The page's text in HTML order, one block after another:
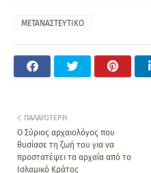
ΜΕΤΑΝΑΣΤΕΥΤΙΚΟ
ΠΑΛΑΙΌΤΕΡΗ
Ο Σύριος αρχαιολόγος που
θυσίασε τη ζωή του για να
προστατέψει τα αρχαία από το
Ισλαμικό Κράτος